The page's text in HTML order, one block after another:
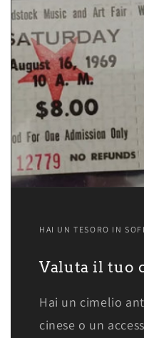
HAI UN TESORO IN
Valuta il tuo
Hai un cimelio
cinese o un